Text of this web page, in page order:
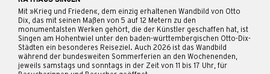
Mit »Krieg und Frieden«, dem einzig erhaltenen Wandbild von Otto
Dix, das mit seinen Maßen von 5 auf 12 Metern zu den
monumentalsten Werken gehört, die der Künstler geschaffen hat, ist
Singen am Hohentwiel unter den baden-württembergischen Otto-Dix-
Städten ein besonderes Reiseziel. Auch 2026 ist das Wandbild
während der bundesweiten Sommerferien an den Wochenenden,
jeweils samstags und sonntags in der Zeit von 11 bis 17 Uhr, für